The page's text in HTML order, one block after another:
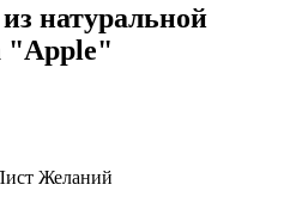
натуральной
"Apple"
Желаний